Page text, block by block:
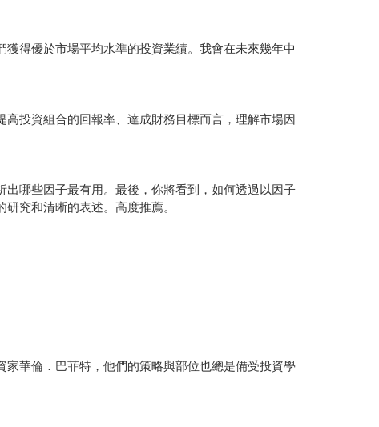
得優於市場平均水準的投資業績。我會在未來幾年中
投資組合的回報率、達成財務目標而言，理解市場因
哪些因子最有用。最後，你將看到，如何透過以因子
究和清晰的表述。高度推薦。
家華倫．巴菲特，他們的策略與部位也總是備受投資學